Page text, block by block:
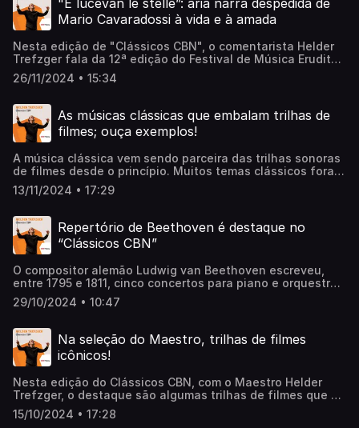
números. Nesta edição do Clássicos CBN, com o Maestro
Helder Trefzger, vamos falar sobre o assunto. Ouça a
"E lucevan le stelle”: ária narra despedida de
Mario Cavaradossi à vida e à amada
Nesta edição de "Clássicos CBN", o comentarista Helder
Trefzger fala da 12ª edição do Festival de Música Erudita
do Espírito Santo, marcado para encerrar no próximo
sábado (30). A Orquestra Sinfônica do Estado é a
com direito à dramática ária "E lucevan le stelle”, da ópera
Tosca, de Giacomo Puccini. O espetáculo narra o
envolvimento da cantora de ópera Floria Tosca e do pintor
para detalhar a despedida do pintor à vida e à
amada. Ouça a conversa completa!
26/11/2024 • 15:34
As músicas clássicas que embalam trilhas de
filmes; ouça exemplos!
A música clássica vem sendo parceira das trilhas sonoras
de filmes desde o princípio. Muitos temas clássicos foram
utilizados complementando trilhas sonoras e transmitindo
emoção para as pessoas. Nesta edição do Clássicos CBN,
de Puccini, Giordano, Barber, Brahms e R. Wagner em
clássicos do cinema, incluindo a festejada franquia
Missão Impossível. Ouça a conversa completa!
13/11/2024 • 17:29
Repertório de Beethoven é destaque no
“Clássicos CBN”
O compositor alemão Ludwig van Beethoven escreveu,
entre 1795 e 1811, cinco concertos para piano e orquestra
que são considerados uma das mais importantes parte
desse tipo de repertório. Nesta edição do “Clássicos
dos terceiros movimentos de cada um deles. Ouça a
conversa completa!
29/10/2024 • 10:47
Na seleção do Maestro, trilhas de filmes
icônicos!
Nesta edição do Clássicos CBN, com o Maestro Helder
Trefzger, o destaque são algumas trilhas de filmes que se
tornaram icônicas, fazendo tanto sucesso quanto os
próprios filmes. E todas elas orquestradas. Alguns
15/10/2024 • 17:28